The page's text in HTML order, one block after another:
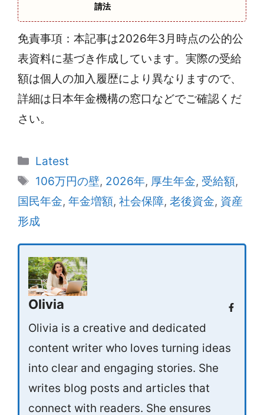
請法
免責事項：本記事は2026年3月時点の公的公
表資料に基づき作成しています。実際の受給
額は個人の加入履歴により異なりますので、
詳細は日本年金機構の窓口などでご確認くだ
さい。
Categories
Latest
Tags
106万円の壁, 2026年, 厚生年金, 受給額,
国民年金, 年金増額, 社会保障, 老後資金, 資産
形成
Olivia
Olivia is a creative and dedicated
content writer who loves turning ideas
into clear and engaging stories. She
writes blog posts and articles that
connect with readers. She ensures